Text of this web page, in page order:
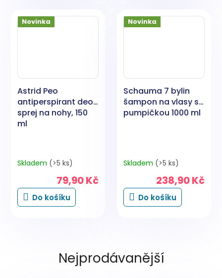
Novinka
Astrid Peo
antiperspirant deo
sprej na nohy, 150
ml
Skladem (>5 ks)
79,90 Kč
Do košíku
Novinka
Schauma 7 bylin
šampon na vlasy s
pumpičkou 1000 ml
Skladem (>5 ks)
238,90 Kč
Do košíku
Nejprodávanější